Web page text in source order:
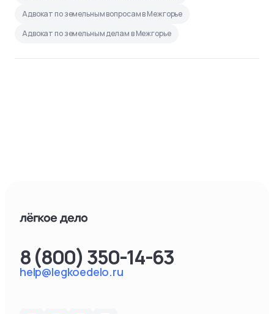
Адвокат по земельным вопросам в Межгорье
Адвокат по земельным делам в Межгорье
help@legkoedelo.ru
8 (800) 350-14-63